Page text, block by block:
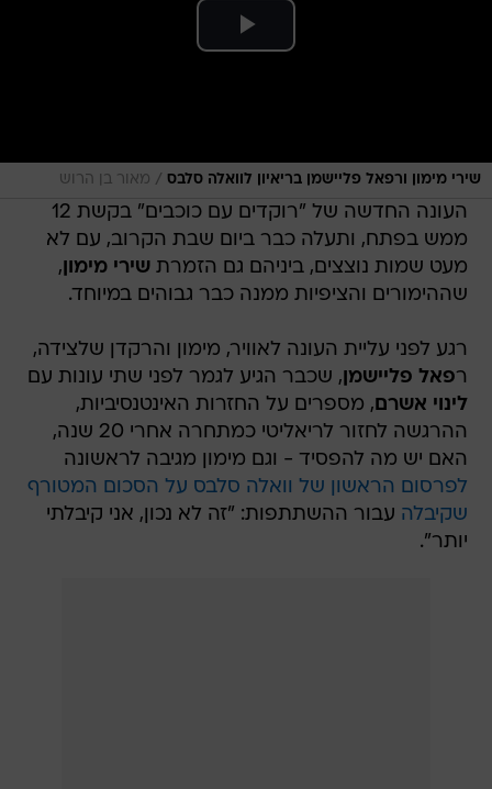
שירי מימון ורפאל פליישמן בריאיון לוואלה סלבס / מאור בן הרוש
העונה החדשה של "רוקדים עם כוכבים" בקשת 12
ממש בפתח, ותעלה כבר ביום שבת הקרוב, עם לא
מעט שמות נוצצים, ביניהם גם הזמרתשירי מימון,
שההימורים והציפיות ממנה כבר גבוהים במיוחד.
רגע לפני עליית העונה לאוויר, מימון והרקדן שלצידה,
רפאל פליישמן, שכבר הגיע לגמר לפני שתי עונות עם
לינוי אשרם, מספרים על החזרות האינטנסיביות,
ההרגשה לחזור לריאליטי כמתחרה אחרי 20 שנה,
האם יש מה להפסיד - וגם מימון מגיבה לראשונה
לפרסום הראשון של וואלה סלבס על הסכום המטורף
שקיבלה עבור ההשתתפות: "זה לא נכון, אני קיבלתי
יותר".